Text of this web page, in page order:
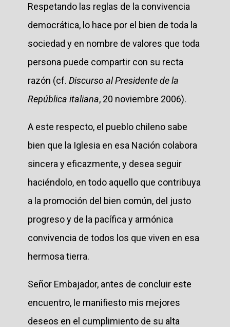
Respetando las reglas de la convivencia
democrática, lo hace por el bien de toda la
sociedad y en nombre de valores que toda
persona puede compartir con su recta
razón (cf. Discurso al Presidente de la
República italiana, 20 noviembre 2006).
A este respecto, el pueblo chileno sabe
bien que la Iglesia en esa Nación colabora
sincera y eficazmente, y desea seguir
haciéndolo, en todo aquello que contribuya
a la promoción del bien común, del justo
progreso y de la pacífica y armónica
convivencia de todos los que viven en esa
hermosa tierra.
Señor Embajador, antes de concluir este
encuentro, le manifiesto mis mejores
deseos en el cumplimiento de su alta